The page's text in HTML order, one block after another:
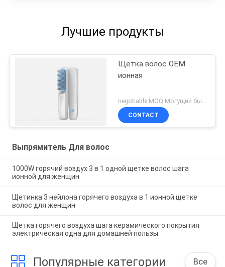
Лучшие продукты
Щетка волос OEM
ионная
CONTACT
Выпрямитель Для волос
1000W горячий воздух 3 в 1 одной щетке волос шага
ионной для женщин
Щетинка 3 нейлона горячего воздуха в 1 ионной щетке
волос для женщин
Щетка горячего воздуха шага керамического покрытия
электрическая одна для домашней пользы
Популярные категории Все